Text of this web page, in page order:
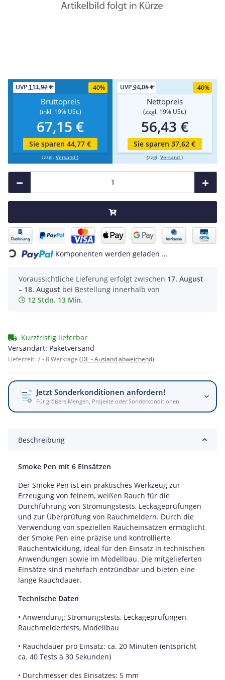
UVP 111,92 € -40%
Bruttopreis
(inkl. 19% USt.)
67,15 €
Sie sparen 44,77 €
(zzgl. Versand )
UVP94,05 € -40%
Nettopreis
(zzgl. 19% USt.)
56,43 €
Sie sparen 37,62 €
(zzgl. Versand )
Loading... Komponenten werden geladen ...
Voraussichtliche Lieferung erfolgt zwischen 17. August
– 18. August bei Bestellung innerhalb von
12 Stdn. 13 Min.
Kurzfristig lieferbar
Versandart: Paketversand
Lieferzeit:7 - 8 Werktage (DE - Ausland abweichend)
Jetzt Sonderkonditionen anfordern!
Für größere Mengen, Projekte oder Sonderkonditionen
Beschreibung
Smoke Pen mit 6 Einsätzen
Der Smoke Pen ist ein praktisches Werkzeug zur
Erzeugung von feinem, weißen Rauch für die
Durchführung von Strömungstests, Leckageprüfungen
und zur Überprüfung von Rauchmeldern. Durch die
Verwendung von speziellen Raucheinsätzen ermöglicht
der Smoke Pen eine präzise und kontrollierte
Rauchentwicklung, ideal für den Einsatz in technischen
Anwendungen sowie im Modellbau. Die mitgelieferten
Einsätze sind mehrfach entzündbar und bieten eine
lange Rauchdauer.
Technische Daten
• Anwendung: Strömungstests, Leckageprüfungen,
Rauchmeldertests, Modellbau
• Rauchdauer pro Einsatz: ca. 20 Minuten (entspricht
ca. 40 Tests à 30 Sekunden)
• Durchmesser des Einsatzes: 5 mm